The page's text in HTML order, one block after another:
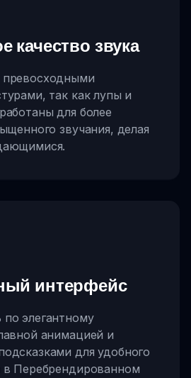
качество звука
так как лупы и
для более
звучания, делая
интерфейс
элегантному
анимацией и
для удобного
в Перебрендированном